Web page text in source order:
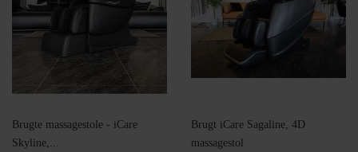
Brugte massagestole - iCare
Skyline,...
Brugt iCare Sagaline, 4D
massagestol